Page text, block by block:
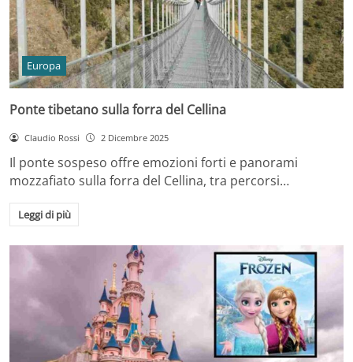
Europa
Ponte tibetano sulla forra del Cellina
Claudio Rossi 2 Dicembre 2025
Il ponte sospeso offre emozioni forti e panorami
mozzafiato sulla forra del Cellina, tra percorsi…
Leggi di più